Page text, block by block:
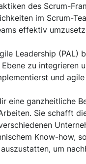
des Scrum-
im Scrum-
effektiv
Leadership (PAL)
zu integrieren
und
eine ganzheitliche
Sie schafft
Know-how,
um